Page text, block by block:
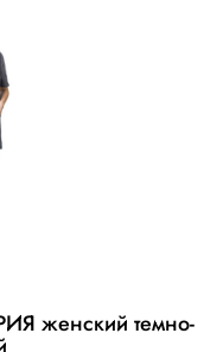
женский темно-